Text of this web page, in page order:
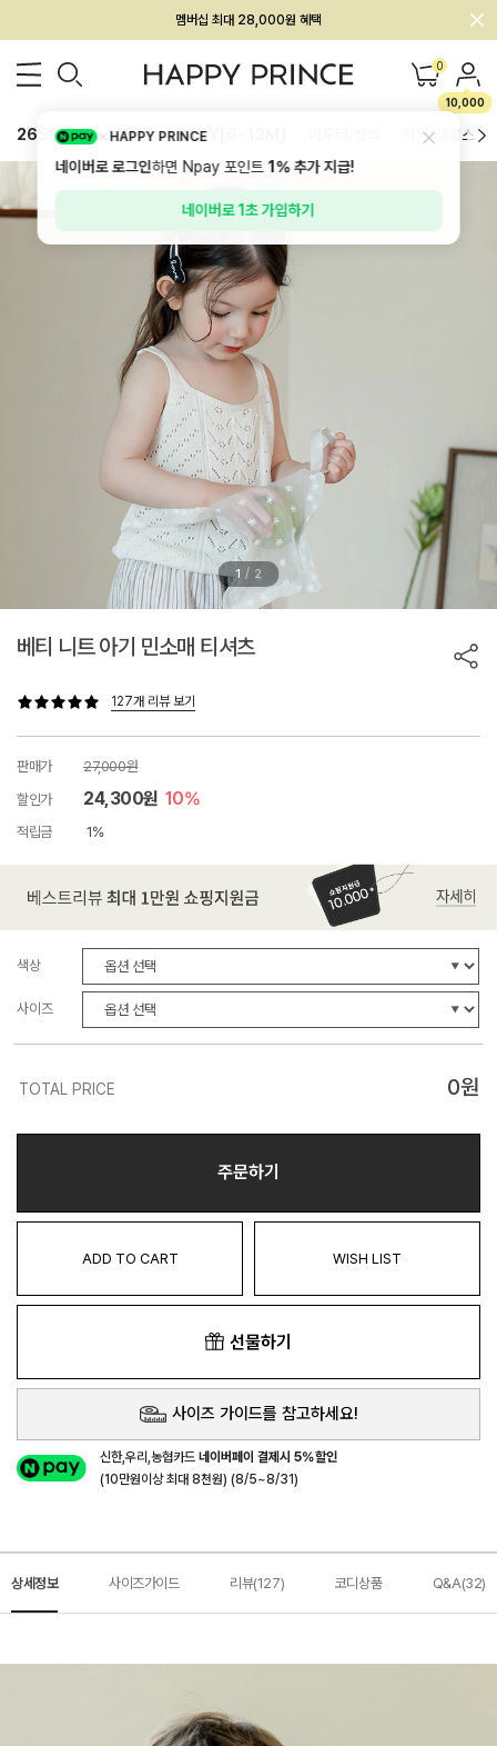
회원전용 아울렛, 가입하면 ~60% 할인!
멤버십 최대 28,000원 혜택 0
10,000
26SS 신상 BEST BABY[6~12M] 하의/레깅스
1 / 2
베티 니트 아기 민소매 티셔츠
127개 리뷰 보기
판매가
27,000원
할인가
24,300원 10%
적립금 1%
색상
사이즈
TOTAL PRICE 0원
주문하기
ADD TO CART WISH LIST
선물하기
사이즈 가이드를 참고하세요!
신한,우리,농협카드네이버페이 결제시 5%할인
(10만원이상 최대 8천원) (8/5~8/31)
상세정보 사이즈가이드 리뷰(127) 코디상품 Q&A(32)
HAPPY PRINCE
네이버로 로그인하면 Npay 포인트1%추가 지급!
네이버로 1초 가입하기